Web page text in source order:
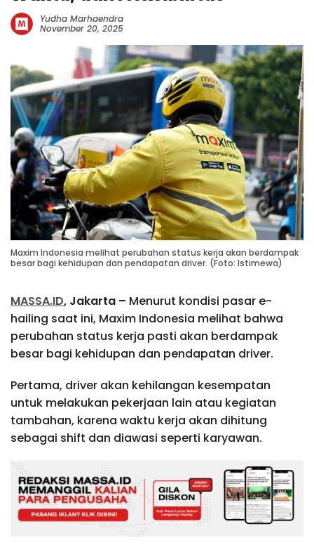
Yudha Marhaendra
November 20, 2025
Maxim Indonesia melihat perubahan status kerja akan berdampak
besar bagi kehidupan dan pendapatan driver. (Foto: Istimewa)
MASSA.ID, Jakarta – Menurut kondisi pasar e-
hailing saat ini, Maxim Indonesia melihat bahwa
perubahan status kerja pasti akan berdampak
besar bagi kehidupan dan pendapatan driver.
Pertama, driver akan kehilangan kesempatan
untuk melakukan pekerjaan lain atau kegiatan
tambahan, karena waktu kerja akan dihitung
sebagai shift dan diawasi seperti karyawan.